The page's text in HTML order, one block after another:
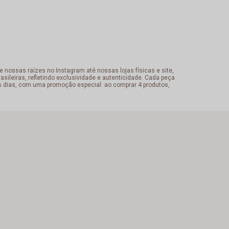
nossas raízes no Instagram até nossas lojas físicas e site,
refletindo exclusividade e autenticidade. Cada peça
com uma promoção especial: ao comprar 4 produtos,